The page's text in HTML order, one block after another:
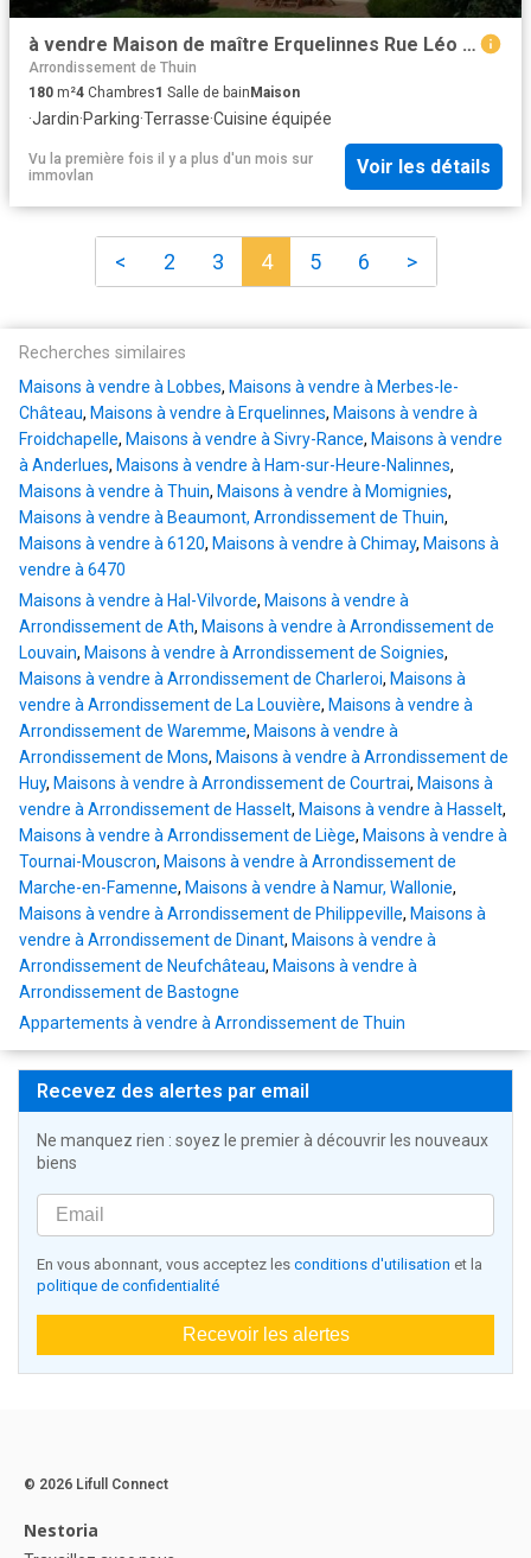
à vendre Maison de maître Erquelinnes Rue Léo Lagrange, 302
Arrondissement de Thuin
180 m²4 Chambres1 Salle de bainMaison
·Jardin·Parking·Terrasse·Cuisine équipée
Vu la première fois il y a plus d'un mois sur
immovlan
Voir les détails
< 2 3 4 5 6 >
Recherches similaires
Maisons à vendre à Lobbes, Maisons à vendre à Merbes-le-
Château, Maisons à vendre à Erquelinnes, Maisons à vendre à
Froidchapelle, Maisons à vendre à Sivry-Rance, Maisons à vendre
à Anderlues, Maisons à vendre à Ham-sur-Heure-Nalinnes,
Maisons à vendre à Thuin, Maisons à vendre à Momignies,
Maisons à vendre à Beaumont, Arrondissement de Thuin,
Maisons à vendre à 6120, Maisons à vendre à Chimay, Maisons à
vendre à 6470
Maisons à vendre à Hal-Vilvorde, Maisons à vendre à
Arrondissement de Ath, Maisons à vendre à Arrondissement de
Louvain, Maisons à vendre à Arrondissement de Soignies,
Maisons à vendre à Arrondissement de Charleroi, Maisons à
vendre à Arrondissement de La Louvière, Maisons à vendre à
Arrondissement de Waremme, Maisons à vendre à
Arrondissement de Mons, Maisons à vendre à Arrondissement de
Huy, Maisons à vendre à Arrondissement de Courtrai, Maisons à
vendre à Arrondissement de Hasselt, Maisons à vendre à Hasselt,
Maisons à vendre à Arrondissement de Liège, Maisons à vendre à
Tournai-Mouscron, Maisons à vendre à Arrondissement de
Marche-en-Famenne, Maisons à vendre à Namur, Wallonie,
Maisons à vendre à Arrondissement de Philippeville, Maisons à
vendre à Arrondissement de Dinant, Maisons à vendre à
Arrondissement de Neufchâteau, Maisons à vendre à
Arrondissement de Bastogne
Appartements à vendre à Arrondissement de Thuin
Recevez des alertes par email
Ne manquez rien : soyez le premier à découvrir les nouveaux
biens
En vous abonnant, vous acceptez les conditions d'utilisation et la
politique de confidentialité
Recevoir les alertes
© 2026 Lifull Connect
Nestoria